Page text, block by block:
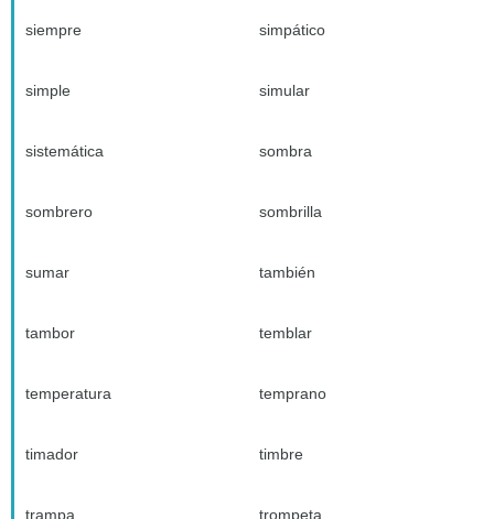
siempre simpático
simple simular
sistemática sombra
sombrero sombrilla
sumar también
tambor temblar
temperatura temprano
timador timbre
trampa trompeta